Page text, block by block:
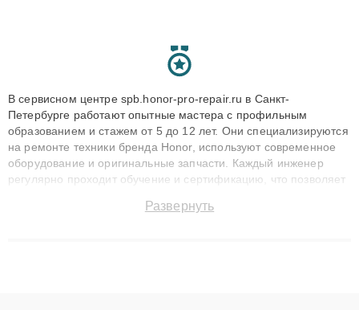
В сервисном центре spb.honor-pro-repair.ru в Санкт-
Петербурге работают опытные мастера с профильным
образованием и стажем от 5 до 12 лет. Они специализируются
на ремонте техники бренда Honor, используют современное
оборудование и оригинальные запчасти. Каждый инженер
регулярно проходит обучение и сертификацию, что позволяет
технику с сохранением гарантии до 3 лет. Наши мастера
Развернуть